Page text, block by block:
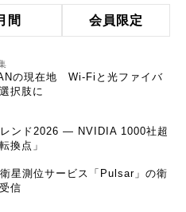
間 会員限定
の現在地 Wi-Fiと光ファイバ
択肢に
ンド2026 ― NVIDIA 1000社超
換点」
星測位サービス「Pulsar」の衛
信